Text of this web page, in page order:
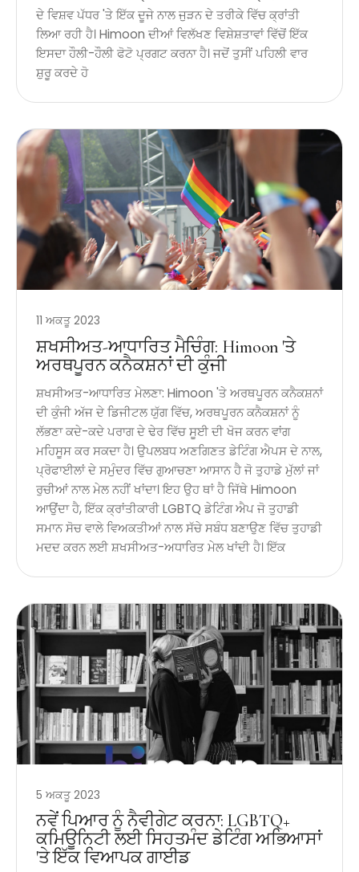
ਦੇ ਵਿਸ਼ਵ ਪੱਧਰ 'ਤੇ ਇੱਕ ਦੂਜੇ ਨਾਲ ਜੁੜਨ ਦੇ ਤਰੀਕੇ ਵਿੱਚ ਕ੍ਰਾਂਤੀ
ਲਿਆ ਰਹੀ ਹੈ। Himoon ਦੀਆਂ ਵਿਲੱਖਣ ਵਿਸ਼ੇਸ਼ਤਾਵਾਂ ਵਿੱਚੋਂ ਇੱਕ
ਇਸਦਾ ਹੌਲੀ-ਹੌਲੀ ਫੋਟੋ ਪ੍ਰਗਟ ਕਰਨਾ ਹੈ। ਜਦੋਂ ਤੁਸੀਂ ਪਹਿਲੀ ਵਾਰ
ਸ਼ੁਰੂ ਕਰਦੇ ਹੋ
11 ਅਕਤੂ 2023
ਸ਼ਖਸੀਅਤ-ਆਧਾਰਿਤ ਮੈਚਿੰਗ: Himoon 'ਤੇ
ਅਰਥਪੂਰਨ ਕਨੈਕਸ਼ਨਾਂ ਦੀ ਕੁੰਜੀ
ਸ਼ਖਸੀਅਤ-ਆਧਾਰਿਤ ਮੇਲਣਾ: Himoon 'ਤੇ ਅਰਥਪੂਰਨ ਕਨੈਕਸ਼ਨਾਂ
ਦੀ ਕੁੰਜੀ ਅੱਜ ਦੇ ਡਿਜੀਟਲ ਯੁੱਗ ਵਿੱਚ, ਅਰਥਪੂਰਨ ਕਨੈਕਸ਼ਨਾਂ ਨੂੰ
ਲੱਭਣਾ ਕਦੇ-ਕਦੇ ਪਰਾਗ ਦੇ ਢੇਰ ਵਿੱਚ ਸੂਈ ਦੀ ਖੋਜ ਕਰਨ ਵਾਂਗ
ਮਹਿਸੂਸ ਕਰ ਸਕਦਾ ਹੈ। ਉਪਲਬਧ ਅਣਗਿਣਤ ਡੇਟਿੰਗ ਐਪਸ ਦੇ ਨਾਲ,
ਪ੍ਰੋਫਾਈਲਾਂ ਦੇ ਸਮੁੰਦਰ ਵਿੱਚ ਗੁਆਚਣਾ ਆਸਾਨ ਹੈ ਜੋ ਤੁਹਾਡੇ ਮੁੱਲਾਂ ਜਾਂ
ਰੁਚੀਆਂ ਨਾਲ ਮੇਲ ਨਹੀਂ ਖਾਂਦਾ। ਇਹ ਉਹ ਥਾਂ ਹੈ ਜਿੱਥੇ Himoon
ਆਉਂਦਾ ਹੈ, ਇੱਕ ਕ੍ਰਾਂਤੀਕਾਰੀ LGBTQ ਡੇਟਿੰਗ ਐਪ ਜੋ ਤੁਹਾਡੀ
ਸਮਾਨ ਸੋਚ ਵਾਲੇ ਵਿਅਕਤੀਆਂ ਨਾਲ ਸੱਚੇ ਸਬੰਧ ਬਣਾਉਣ ਵਿੱਚ ਤੁਹਾਡੀ
ਮਦਦ ਕਰਨ ਲਈ ਸ਼ਖਸੀਅਤ-ਅਧਾਰਿਤ ਮੇਲ ਖਾਂਦੀ ਹੈ। ਇੱਕ
5 ਅਕਤੂ 2023
ਨਵੇਂ ਪਿਆਰ ਨੂੰ ਨੈਵੀਗੇਟ ਕਰਨਾ: LGBTQ+
ਕਮਿਊਨਿਟੀ ਲਈ ਸਿਹਤਮੰਦ ਡੇਟਿੰਗ ਅਭਿਆਸਾਂ
'ਤੇ ਇੱਕ ਵਿਆਪਕ ਗਾਈਡ